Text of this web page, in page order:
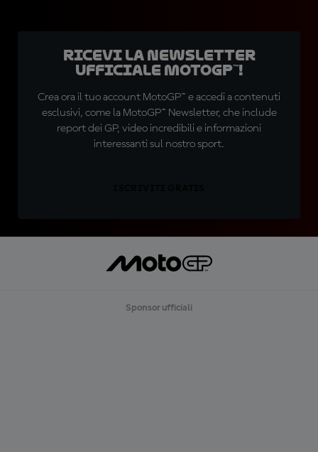
Ricevi la newsletter
ufficiale MotoGP™!
Crea ora il tuo account MotoGP™ e accedi a contenuti
esclusivi, come la MotoGP™ Newsletter, che include
report dei GP, video incredibili e informazioni
interessanti sul nostro sport.
Sponsor ufficiali